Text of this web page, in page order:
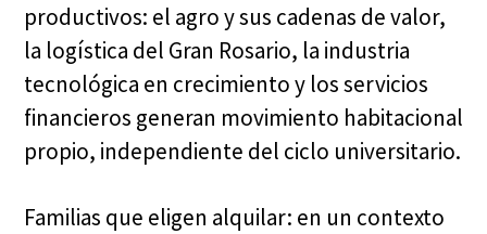
productivos: el agro y sus cadenas de valor,
la logística del Gran Rosario, la industria
tecnológica en crecimiento y los servicios
financieros generan movimiento habitacional
propio, independiente del ciclo universitario.
Familias que eligen alquilar: en un contexto